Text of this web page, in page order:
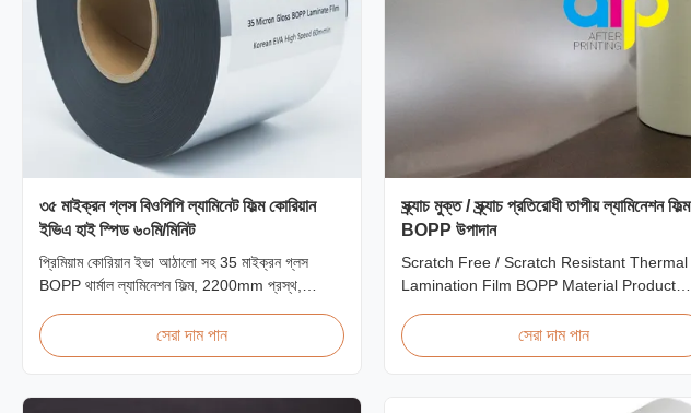
৩৫ মাইক্রন গ্লস বিওপিপি ল্যামিনেট ফিল্ম কোরিয়ান
ইভিএ হাই স্পিড ৬০মি/মিনিট
প্রিমিয়াম কোরিয়ান ইভা আঠালো সহ 35 মাইক্রন গ্লস
BOPP থার্মাল ল্যামিনেশন ফিল্ম, 2200mm প্রস্থ,
উচ্চ-ভলিউম বইয়ের কভার এবং প্রকাশনার ল্যামিনেশনের জন্য
ডিজাইন করা হয়েছে।
সেরা দাম পান
স্ক্র্যাচ মুক্ত / স্ক্র্যাচ প্রতিরোধী তাপীয় ল্যামিনেশন ফিল্ম
BOPP উপাদান
Scratch Free / Scratch Resistant Thermal
Lamination Film BOPP Material Product
film (also known as scratch free lamination
film, scratch resistant lamination film) is
The film features scratch resistant coating
সেরা দাম পান